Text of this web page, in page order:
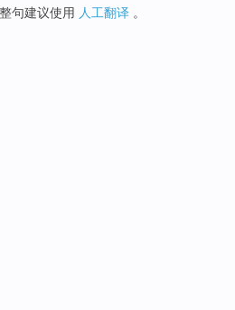
句建议使用 人工翻译 。